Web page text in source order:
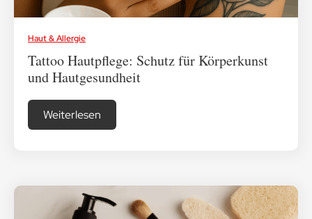
Haut & Allergie
Tattoo Hautpflege: Schutz für Körperkunst
und Hautgesundheit
Weiterlesen